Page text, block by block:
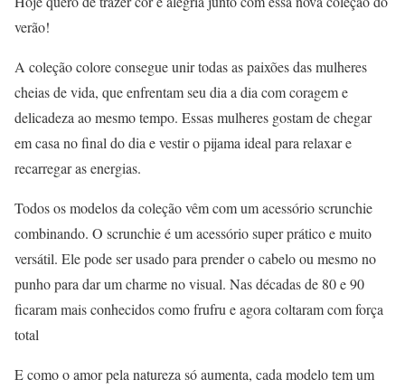
verão!
A coleção colore consegue unir todas as paixões das mulheres
cheias de vida, que enfrentam seu dia a dia com coragem e
delicadeza ao mesmo tempo. Essas mulheres gostam de chegar
em casa no final do dia e vestir o pijama ideal para relaxar e
recarregar as energias.
Todos os modelos da coleção vêm com um acessório scrunchie
combinando. O scrunchie é um acessório super prático e muito
versátil. Ele pode ser usado para prender o cabelo ou mesmo no
punho para dar um charme no visual. Nas décadas de 80 e 90
ficaram mais conhecidos como frufru e agora coltaram com força
total
E como o amor pela natureza só aumenta, cada modelo tem um